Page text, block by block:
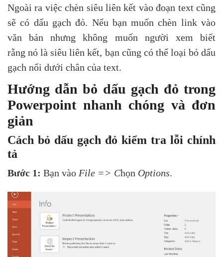
Ngoài ra việc chèn siêu liên kết vào đoạn text cũng
sẽ có dấu gạch đỏ. Nếu bạn muốn chèn link vào
văn bản nhưng không muốn người xem biết
rằng nó là siêu liên kết, bạn cũng có thể loại bỏ dấu
gạch nối dưới chân của text.
Hướng dẫn bỏ dấu gạch đỏ trong
Powerpoint nhanh chóng và đơn
giản
Cách bỏ dấu gạch đỏ kiểm tra lỗi chính
tả
Bước 1: Bạn vào File => Chọn Options.